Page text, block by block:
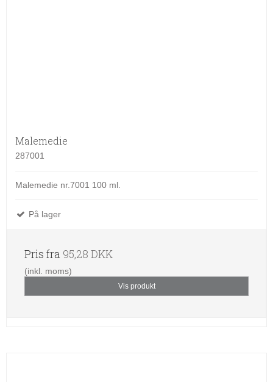
Malemedie
287001
Malemedie nr.7001 100 ml.
På lager
Pris fra 95,28 DKK
(inkl. moms)
Vis produkt